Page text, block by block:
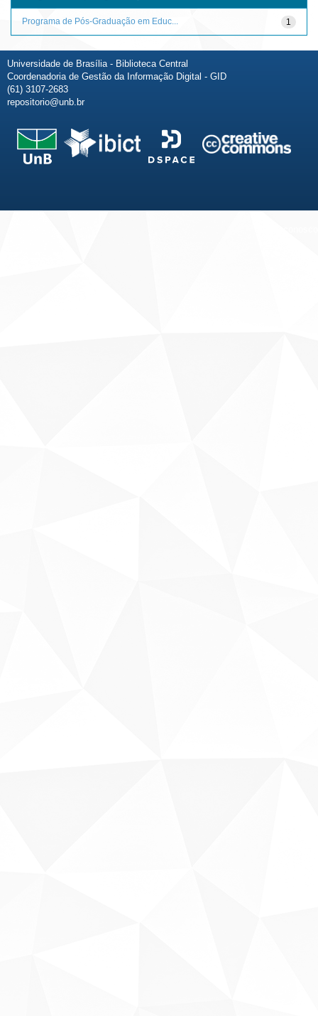
1
Programa de Pós-Graduação em Educ...
Universidade de Brasília - Biblioteca Central
Coordenadoria de Gestão da Informação Digital - GID
(61) 3107-2683
repositorio@unb.br